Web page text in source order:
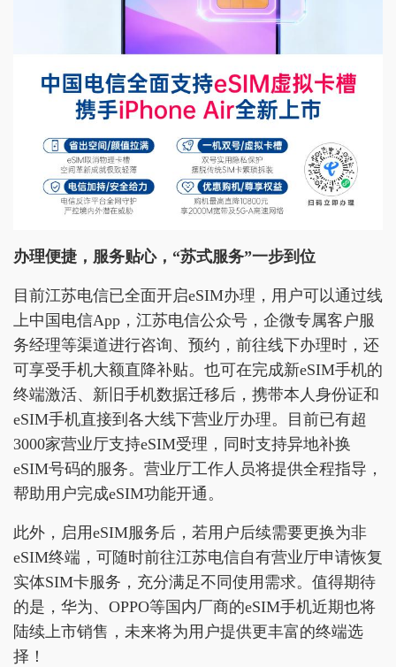
办理便捷，服务贴心，“苏式服务”一步到位
目前江苏电信已全面开启eSIM办理，用户可以通过线
上中国电信App，江苏电信公众号，企微专属客户服
务经理等渠道进行咨询、预约，前往线下办理时，还
可享受手机大额直降补贴。也可在完成新eSIM手机的
终端激活、新旧手机数据迁移后，携带本人身份证和
eSIM手机直接到各大线下营业厅办理。目前已有超
3000家营业厅支持eSIM受理，同时支持异地补换
eSIM号码的服务。营业厅工作人员将提供全程指导，
帮助用户完成eSIM功能开通。
此外，启用eSIM服务后，若用户后续需要更换为非
eSIM终端，可随时前往江苏电信自有营业厅申请恢复
实体SIM卡服务，充分满足不同使用需求。值得期待
的是，华为、OPPO等国内厂商的eSIM手机近期也将
陆续上市销售，未来将为用户提供更丰富的终端选
择！